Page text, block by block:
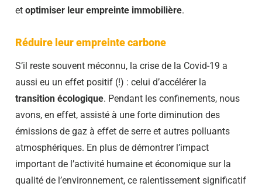
et optimiser leur empreinte immobilière.
Réduire leur empreinte carbone
S’il reste souvent méconnu, la crise de la Covid-19 a
aussi eu un effet positif (!) : celui d’accélérer la
transition écologique. Pendant les confinements, nous
avons, en effet, assisté à une forte diminution des
émissions de gaz à effet de serre et autres polluants
atmosphériques. En plus de démontrer l’impact
important de l’activité humaine et économique sur la
qualité de l’environnement, ce ralentissement significatif